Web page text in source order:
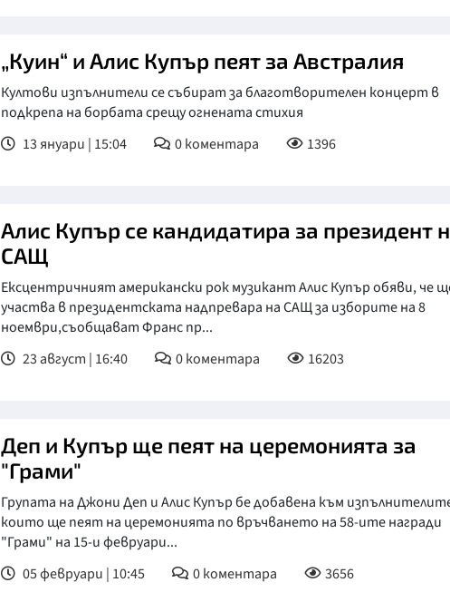
„Куин“ и Алис Купър пеят за Австралия
Култови изпълнители се събират за благотворителен концерт в
подкрепа на борбата срещу огнената стихия
13 януари | 15:04
0коментара 1396
Алис Купър се кандидатира за президент
САЩ
Ексцентричният американски рок музикант Алис Купър обяви, че
участва в президентската надпревара на САЩ за изборите на 8
ноември,съобщават Франс пр...
23 август | 16:40
0коментара 16203
Деп и Купър ще пеят на церемонията за
"Грами"
Групата на Джони Деп и Алис Купър бе добавена към
които ще пеят на церемонията по връчването на 58-ите награди
"Грами" на 15-и февруари...
05 февруари | 10:45
0коментара 3656